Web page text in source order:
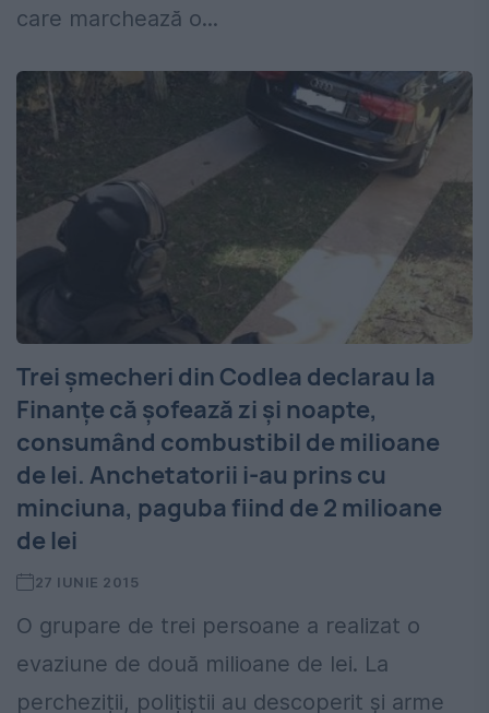
care marchează o...
Trei șmecheri din Codlea declarau la
Finanțe că șofează zi și noapte,
consumând combustibil de milioane
de lei. Anchetatorii i-au prins cu
minciuna, paguba fiind de 2 milioane
de lei
27 IUNIE 2015
O grupare de trei persoane a realizat o
evaziune de două milioane de lei. La
percheziții, polițiștii au descoperit și arme